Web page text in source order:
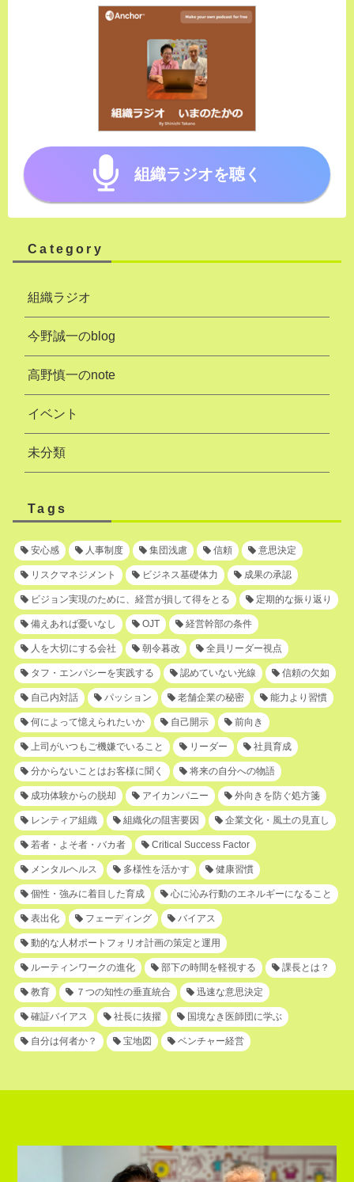
組織ラジオを聴く
Category
組織ラジオ
今野誠一のblog
高野慎一のnote
イベント
未分類
Tags
安心感 人事制度 集団浅慮 信頼 意思決定
リスクマネジメント ビジネス基礎体力 成果の承認
ビジョン実現のために、経営が損して得をとる 定期的な振り返り
備えあれば憂いなし OJT 経営幹部の条件
人を大切にする会社 朝令暮改 全員リーダー視点
タフ・エンパシーを実践する 認めていない光線 信頼の欠如
自己内対話 パッション 老舗企業の秘密 能力より習慣
何によって憶えられたいか 自己開示 前向き
上司がいつもご機嫌でいること リーダー 社員育成
分からないことはお客様に聞く 将来の自分への物語
成功体験からの脱却 アイカンパニー 外向きを防ぐ処方箋
レンティア組織 組織化の阻害要因 企業文化・風土の見直し
若者・よそ者・バカ者 Critical Success Factor
メンタルヘルス 多様性を活かす 健康習慣
個性・強みに着目した育成 心に沁み行動のエネルギーになること
表出化 フェーディング バイアス
動的な人材ポートフォリオ計画の策定と運用
ルーティンワークの進化 部下の時間を軽視する 課長とは？
教育 ７つの知性の垂直統合 迅速な意思決定
確証バイアス 社長に抜擢 国境なき医師団に学ぶ
自分は何者か？ 宝地図 ベンチャー経営